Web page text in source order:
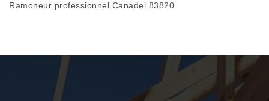
Ramoneur professionnel Canadel 83820